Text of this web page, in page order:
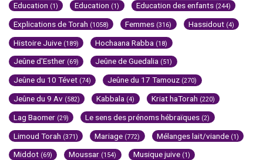
Education (1) Education (1) Education des enfants (244)
Explications de Torah (1058) Femmes (316) Hassidout (4)
Histoire Juive (189) Hochaana Rabba (18)
Jeûne d'Esther (69) Jeûne de Guedalia (51)
Jeûne du 10 Tévet (74) Jeûne du 17 Tamouz (270)
Jeûne du 9 Av (582) Kabbala (4) Kriat haTorah (220)
Lag Baomer (29) Le sens des prénoms hébraïques (2)
Limoud Torah (371) Mariage (772) Mélanges lait/viande (1)
Middot (69) Moussar (154) Musique juive (1)